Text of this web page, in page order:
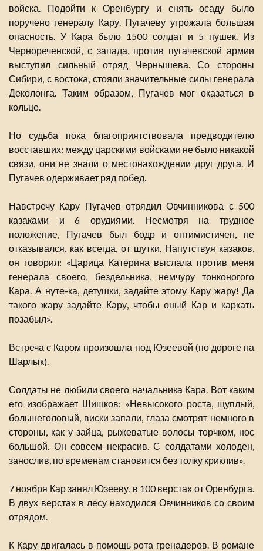
войска. Подойти к Оренбургу и снять осаду было
поручено генералу Кару. Пугачеву угрожала большая
опасность. У Кара было 1500 солдат и 5 пушек. Из
Чернореченской, с запада, против пугачевской армии
выступил сильный отряд Чернышева. Со стороны
Сибири, с востока, стояли значительные силы генерала
Деколонга. Таким образом, Пугачев мог оказаться в
кольце.
Но судьба пока благоприятствовала предводителю
восставших: между царскими войсками не было никакой
связи, они не знали о местонахождении друг друга. И
Пугачев одерживает ряд побед.
Навстречу Кару Пугачев отрядил Овчинникова с 500
казаками и 6 орудиями. Несмотря на трудное
положение, Пугачев был бодр и оптимистичен, не
отказывался, как всегда, от шутки. Напутствуя казаков,
он говорил: «Царица Катерина выслала против меня
генерала своего, бездельника, немчуру тонконогого
Кара. А нуте-ка, детушки, задайте этому Кару жару! Да
такого жару задайте Кару, чтобы оный Кар и каркать
позабыл».
Встреча с Каром произошла под Юзеевой (по дороге на
Шарлык).
Солдаты не любили своего начальника Кара. Вот каким
его изображает Шишков: «Невысокого роста, щуплый,
большеголовый, виски запали, глаза смотрят немного в
стороны, как у зайца, рыжеватые волосы торчком, нос
большой. Он совсем некрасив. С солдатами холоден,
занослив, по временам становится без толку криклив».
7 ноября Кар занял Юзееву, в 100 верстах от Оренбурга.
В двух верстах в лесу находился Овчинников со своим
отрядом.
К Кару двигалась в помощь рота гренадеров. В романе